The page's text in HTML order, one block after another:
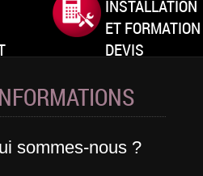
INSTALLATION
ET
DEVIS
sommes-nous ?